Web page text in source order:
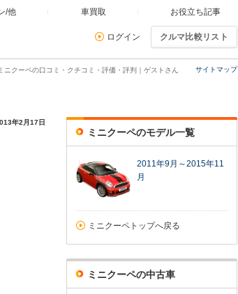
/他 車買取 お役立ち記事
ログイン クルマ比較リスト
サイトマップ
ニクーペの口コミ・クチコミ・評価・評判｜ゲストさん
年2月17日
ミニクーペのモデル一覧
2011年9月～2015年11
月
ミニクーペトップへ戻る
ミニクーペの中古車